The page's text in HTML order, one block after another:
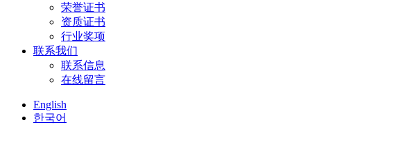
荣誉证书
资质证书
行业奖项
联系我们
联系信息
在线留言
English
한국어